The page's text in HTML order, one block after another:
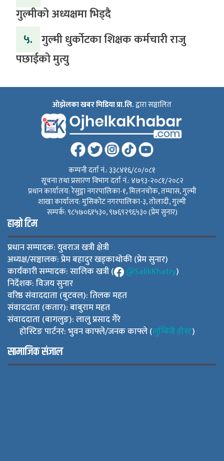
गुल्मीको अध्यक्षमा भिड्दै
५. गुल्मी धुर्कोटका शिक्षक कर्मचारी राजु
पछाईको मुत्यु
ओझेलका खबर मिडिया प्रा.लि.द्वारा सञ्चालित
कम्पनी दर्ता नं.: ३३८४१६/८०/०८१
सूचना तथा प्रसारण विभाग दर्ता नं.: ४७९३-२०८१/२०८२
प्रधान कार्यालय: रेसुङ्गा नगरपालिका-१, मिलनचोक, तम्घास, गुल्मी
शाखा कार्यालय: मुसिकोट नगरपालिका-३, तोलादी, गुल्मी
सम्पर्क: ९८५७०६१५३०, ९७६९२९६५३० (प्रेम सुनार)
हाम्रो टिम
प्रधान सम्पादक: युवराज खत्री क्षेत्री
अध्यक्ष/सञ्चालक: प्रेम बहादुर खड्काथोकी (प्रेम सुनार)
कार्यकारी सम्पादक: सालिक खत्री (
@SalikKhatry)
निर्देशक: विजय सुनार
वरिष्ठ संवाददाता (बुटवल): तिलक महत
संवाददाता (कतार): बाबुराम महत
संवाददाता (बागलुङ): लालु प्रसाद गैरे
होस्टिङ पार्टनर: भुवन काफ्ले/जनक काफ्ले (लुम्बिनी होस्ट)
सामाजिक संजाल